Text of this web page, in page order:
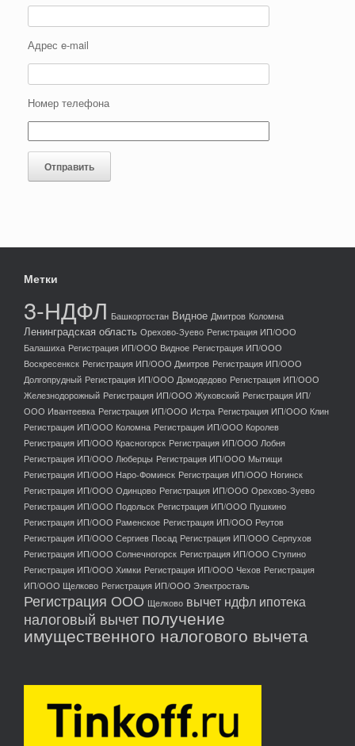
Адрес e-mail
Номер телефона
Метки
3-НДФЛ Башкортостан Видное Дмитров Коломна
Ленинградская область Орехово-Зуево Регистрация ИП/ООО
Балашиха Регистрация ИП/ООО Видное Регистрация ИП/ООО
Воскресенкск Регистрация ИП/ООО Дмитров Регистрация ИП/ООО
Долгопрудный Регистрация ИП/ООО Домодедово Регистрация ИП/ООО
Железнодорожный Регистрация ИП/ООО Жуковский Регистрация ИП/
ООО Ивантеевка Регистрация ИП/ООО Истра Регистрация ИП/ООО Клин
Регистрация ИП/ООО Коломна Регистрация ИП/ООО Королев
Регистрация ИП/ООО Красногорск Регистрация ИП/ООО Лобня
Регистрация ИП/ООО Люберцы Регистрация ИП/ООО Мытищи
Регистрация ИП/ООО Наро-Фоминск Регистрация ИП/ООО Ногинск
Регистрация ИП/ООО Одинцово Регистрация ИП/ООО Орехово-Зуево
Регистрация ИП/ООО Подольск Регистрация ИП/ООО Пушкино
Регистрация ИП/ООО Раменское Регистрация ИП/ООО Реутов
Регистрация ИП/ООО Сергиев Посад Регистрация ИП/ООО Серпухов
Регистрация ИП/ООО Солнечногорск Регистрация ИП/ООО Ступино
Регистрация ИП/ООО Химки Регистрация ИП/ООО Чехов Регистрация
ИП/ООО Щелково Регистрация ИП/ООО Электросталь
Регистрация ООО Щелково вычет ндфл ипотека
налоговый вычетполучение
имущественного налогового вычета